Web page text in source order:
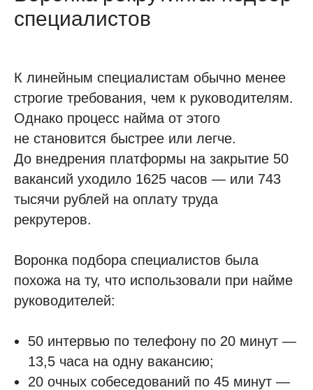
специалистов
К линейным специалистам обычно менее
строгие требования, чем к руководителям.
Однако процесс найма от этого
не становится быстрее или легче.
До внедрения платформы на закрытие 50
вакансий уходило 1625 часов — или 743
тысячи рублей на оплату труда
рекрутеров.
Воронка подбора специалистов была
похожа на ту, что использовали при найме
руководителей:
50 интервью по телефону по 20 минут —
13,5 часа на одну вакансию;
20 очных собеседований по 45 минут —